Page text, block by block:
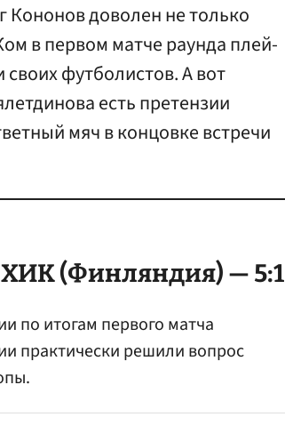
Кононов доволен не только
в первом матче раунда плей-
футболистов. А вот
есть претензии
мяч в концовке встречи
ХИК (Финляндия) — 5:1
по итогам первого матча
практически решили вопрос